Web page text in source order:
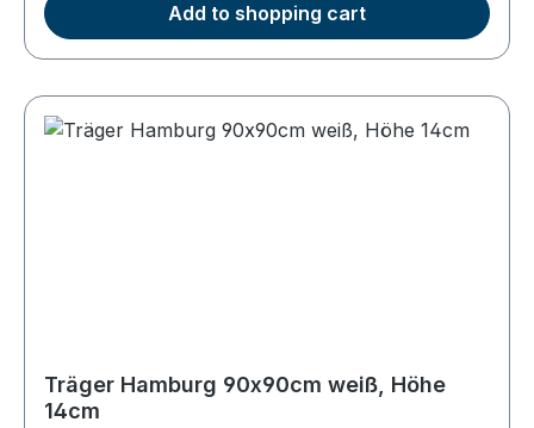
Duschwannen DN 90mm - mit verchromter
Abdeckplatte und herausnehmbarem
Geruchsverschlußeinsatz - Abgang DN 50mm,
Deutscher Hersteller - Styroporträger passend
zu der Duschwanne - Höhe des Trägers 8,5cm,
Add to shopping cart
Träger Hamburg 90x90cm weiß, Höhe
14cm